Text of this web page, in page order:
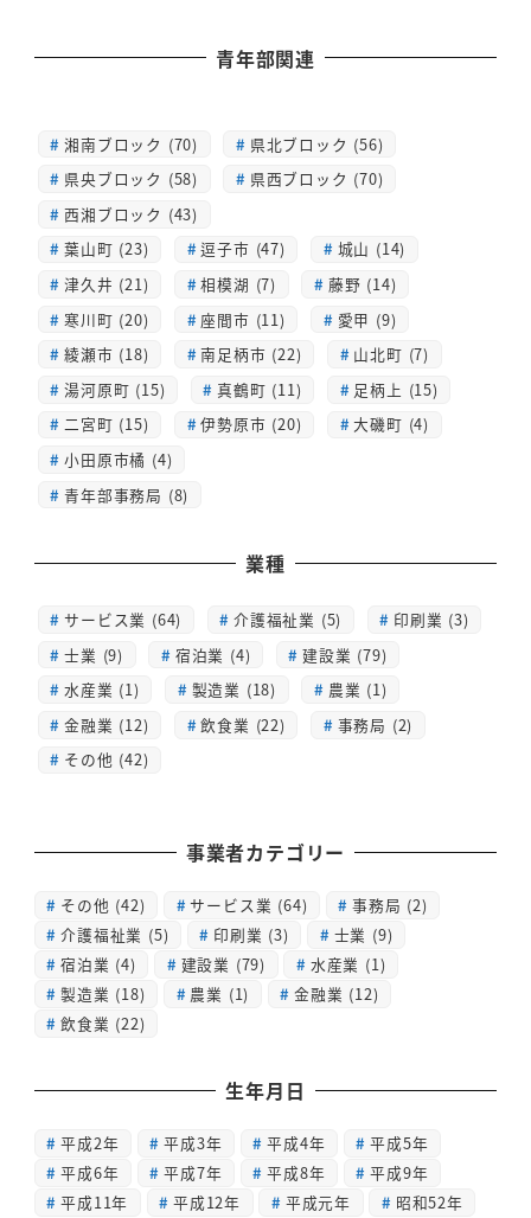
青年部関連
湘南ブロック (70)
県北ブロック (56)
県央ブロック (58)
県西ブロック (70)
西湘ブロック (43)
葉山町 (23)
逗子市 (47)
城山 (14)
津久井 (21)
相模湖 (7)
藤野 (14)
寒川町 (20)
座間市 (11)
愛甲 (9)
綾瀬市 (18)
南足柄市 (22)
山北町 (7)
湯河原町 (15)
真鶴町 (11)
足柄上 (15)
二宮町 (15)
伊勢原市 (20)
大磯町 (4)
小田原市橘 (4)
青年部事務局 (8)
業種
サービス業 (64) 介護福祉業 (5)
印刷業 (3)
士業 (9)
宿泊業 (4)
建設業 (79)
水産業 (1)
製造業 (18)
農業 (1)
金融業 (12)
飲食業 (22)
事務局 (2)
その他 (42)
事業者カテゴリー
その他 (42) サービス業 (64) 事務局 (2)
介護福祉業 (5) 印刷業 (3) 士業 (9)
宿泊業 (4) 建設業 (79) 水産業 (1)
製造業 (18) 農業 (1) 金融業 (12)
飲食業 (22)
生年月日
平成2年 平成3年 平成4年
平成5年
平成6年
平成7年 平成8年
平成9年
平成11年
平成12年 平成元年
昭和52年